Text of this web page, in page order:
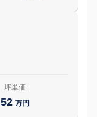
坪単価
52 万円